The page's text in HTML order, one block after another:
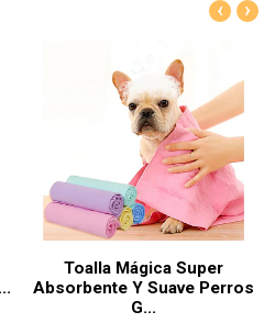
Toalla Mágica Super
Absorbente Y Suave Perros
G...
‹ ›